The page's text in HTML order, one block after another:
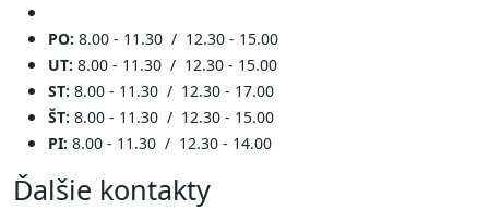
PO: 8.00 - 11.30 / 12.30 - 15.00
UT: 8.00 - 11.30 / 12.30 - 15.00
ST: 8.00 - 11.30 / 12.30 - 17.00
ŠT: 8.00 - 11.30 / 12.30 - 15.00
PI: 8.00 - 11.30 / 12.30 - 14.00
Ďalšie kontakty